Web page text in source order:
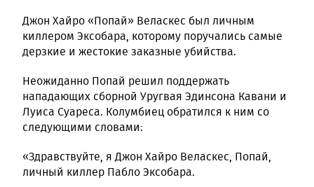
Джон Хайро «Попай» Веласкес был личным
киллером Эксобара, которому поручались самые
дерзкие и жестокие заказные убийства.
Неожиданно Попай решил поддержать
нападающих сборной Уругвая Эдинсона Кавани и
Луиса Суареса. Колумбиец обратился к ним со
следующими словами:
«Здравствуйте, я Джон Хайро Веласкес, Попай,
личный киллер Пабло Эксобара.